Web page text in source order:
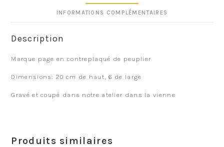
INFORMATIONS COMPLÉMENTAIRES
Description
Marque page en contreplaqué de peuplier
Dimensions: 20 cm de haut, 6 de large
Gravé et coupé dans notre atelier dans la vienne
Produits similaires